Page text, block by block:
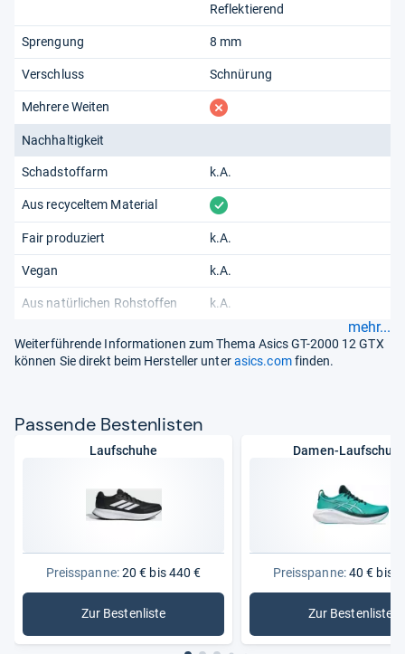
Reflektierend
Sprengung 8 mm
Verschluss Schnürung
Mehrere Weiten fehlt
Nachhaltigkeit
Schadstoffarm k.A.
Aus recyceltem Material vorhanden
Fair produziert k.A.
Vegan k.A.
Aus natürlichen Rohstoffen k.A.
mehr...
Weiterführende Informationen zum Thema Asics GT-2000 12 GTX
können Sie direkt beim Hersteller unterasics.comfinden.
Pas­sende Bes­ten­lis­ten
Laufschuhe
Preisspanne:20 € bis 440 €
Zur Bestenliste
: Laufschuhe
Damen-
Preisspanne:40 € bis
Zur Bestenliste
: Damen-